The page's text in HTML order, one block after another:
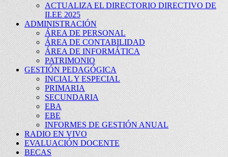
ACTUALIZA EL DIRECTORIO DIRECTIVO DE
II.EE 2025
ADMINISTRACIÓN
ÁREA DE PERSONAL
ÁREA DE CONTABILIDAD
ÁREA DE INFORMÁTICA
PATRIMONIO
GESTIÓN PEDAGÓGICA
INCIAL Y ESPECIAL
PRIMARIA
SECUNDARIA
EBA
EBE
INFORMES DE GESTIÓN ANUAL
RADIO EN VIVO
EVALUACIÓN DOCENTE
BECAS